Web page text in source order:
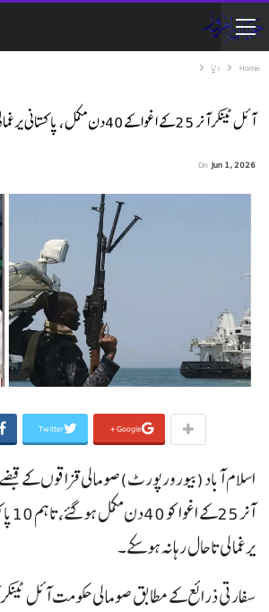
Home دنیا
آئل ٹینکر آنر 25کے اغوا کے 40دن مکمل، پاکستانی یرغمالی رہا نہ ہوسکے
On Jun 1, 2026
Twitter Google+
اسلام آباد (بیورورپورٹ)صومالی قزاقوں کے
یرغمالی تاحال رہا نہ ہوسکے۔